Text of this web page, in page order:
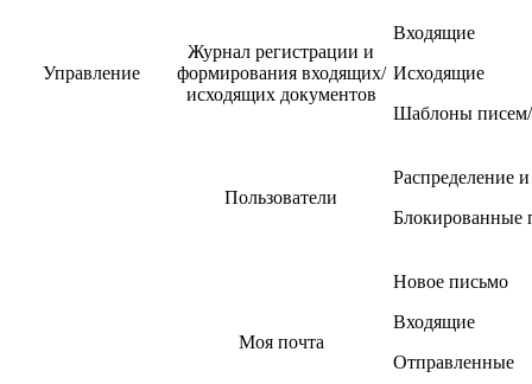
Управление
Журнал регистрации и
формирования входящих/
исходящих документов
Входящие
Исходящие
Шаблоны писем/
Пользователи
Распределение
Блокированные
Моя почта
Новое письмо
Входящие
Отправленные